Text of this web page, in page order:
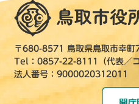
〒680-8571 鳥取県鳥取市幸町
Tel：0857-22-8111（代表／コ
法人番号：9000020312011